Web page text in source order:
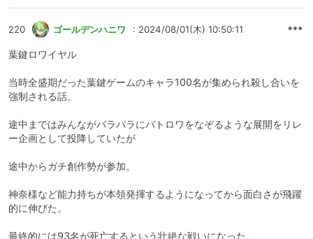
220 ゴールデンハニワ : 2024/08/01(木) 10:50:11
葉鍵ロワイヤル
当時全盛期だった葉鍵ゲームのキャラ100名が集められ殺し合いを
強制される話。
途中まではみんながバラバラにバトロワをなぞるような展開をリレ
ー企画として投降していたが
途中からガチ創作勢が参加。
神奈様など能力持ちが本領発揮するようになってから面白さが飛躍
的に伸びた。
最終的には93名が死亡するという壮絶な戦いになった。